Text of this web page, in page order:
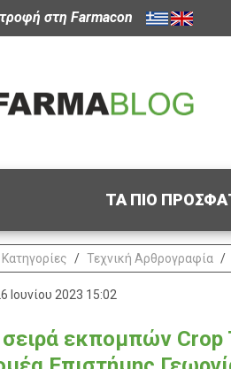
στη Farmacon
ΤΑ ΠΙΟ
Κατηγορίες Τεχνική Αρθρογραφία
Ιουνίου 2023 15:02
εκπομπών Crop